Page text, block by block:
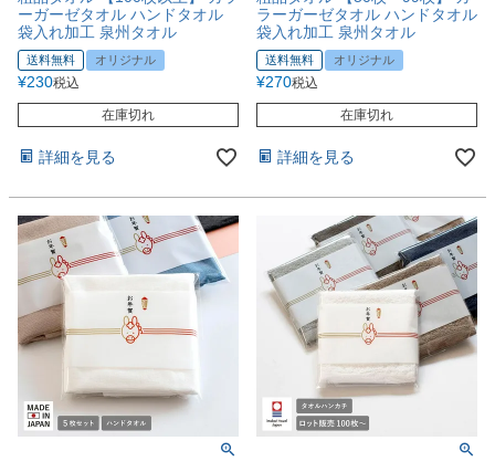
ーガーゼタオル ハンドタオル
袋入れ加工 泉州タオル
送料無料 オリジナル
¥230税込
在庫切れ
詳細を見る
ラーガーゼタオル ハンドタオル
袋入れ加工 泉州タオル
送料無料 オリジナル
¥270税込
在庫切れ
詳細を見る